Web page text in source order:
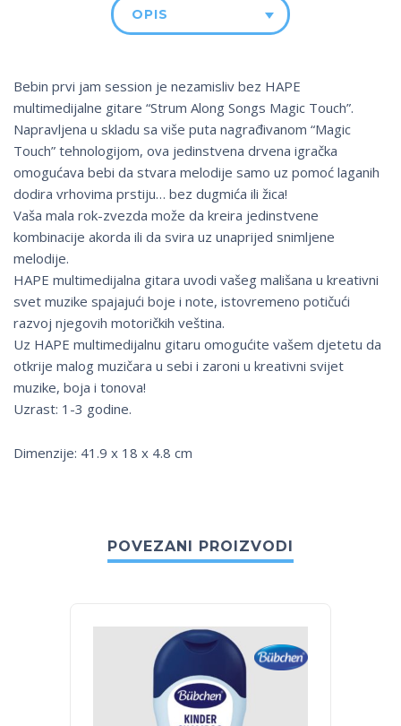
OPIS
Bebin prvi jam session je nezamisliv bez HAPE
multimedijalne gitare “Strum Along Songs Magic Touch”.
Napravljena u skladu sa više puta nagrađivanom “Magic
Touch” tehnologijom, ova jedinstvena drvena igračka
omogućava bebi da stvara melodije samo uz pomoć laganih
dodira vrhovima prstiju… bez dugmića ili žica!
Vaša mala rok-zvezda može da kreira jedinstvene
kombinacije akorda ili da svira uz unaprijed snimljene
melodije.
HAPE multimedijalna gitara uvodi vašeg mališana u kreativni
svet muzike spajajući boje i note, istovremeno potičući
razvoj njegovih motoričkih veština.
Uz HAPE multimedijalnu gitaru omogućite vašem djetetu da
otkrije malog muzičara u sebi i zaroni u kreativni svijet
muzike, boja i tonova!
Uzrast: 1-3 godine.
Dimenzije: 41.9 x 18 x 4.8 cm
POVEZANI PROIZVODI